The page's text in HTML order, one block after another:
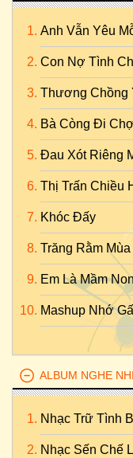
Anh Vẫn Yêu
Con Nợ Tình
Thương Chồng
Bà Còng Đi
Đau Xót Riêng
Thị Trấn Chiều
Khóc Đấy
Trăng Rằm
Em Là Mầm
Mashup Nhớ
ALBUM NGHE
Nhạc Trữ Tình
Nhạc Sến Chế